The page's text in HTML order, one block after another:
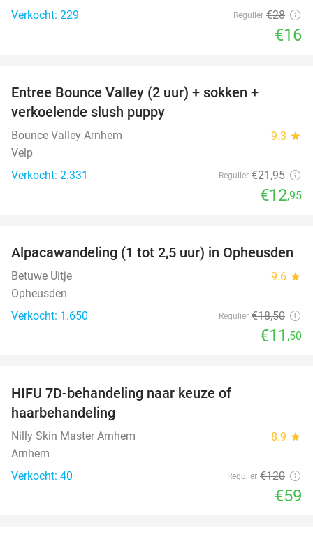
Verkocht: 229
Regulier €28
€16
Entree Bounce Valley (2 uur) + sokken +
verkoelende slush puppy
Bounce Valley Arnhem 9.3 star
Velp
Verkocht: 2.331
Regulier €21,95
€12,95
38%
Alpacawandeling (1 tot 2,5 uur) in Opheusden
Betuwe Uitje 9.6 star
Opheusden
Verkocht: 1.650
Regulier €18,50
€11 ,50
HIFU 7D-behandeling naar keuze of
haarbehandeling
Nilly Skin Master Arnhem 8.9 star
Arnhem
Verkocht: 40
Regulier €120
€59